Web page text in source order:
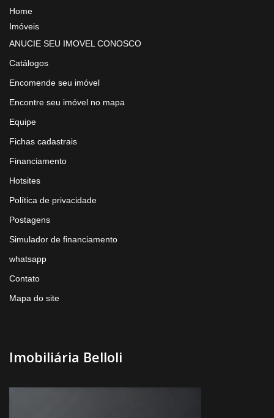
Home
Imóveis
ANUCIE SEU IMOVEL CONOSCO
Catálogos
Encomende seu imóvel
Encontre seu imóvel no mapa
Equipe
Fichas cadastrais
Financiamento
Hotsites
Política de privacidade
Postagens
Simulador de financiamento
whatsapp
Contato
Mapa do site
Imobiliária Belloli